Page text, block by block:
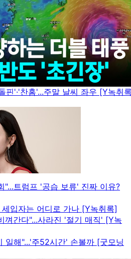
핀'·'찬홈'...주말 날씨 좌우 [Y녹취
"...트럼프 '공습 보류' 진짜 이유?
입자는 어디로 가나 [Y녹취록]
껴간다"...사라진 '절기 매직' [Y녹
일해"...'주52시간' 손볼까 [굿모닝